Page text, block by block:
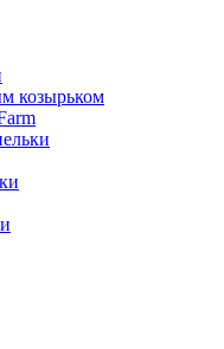
козырьком